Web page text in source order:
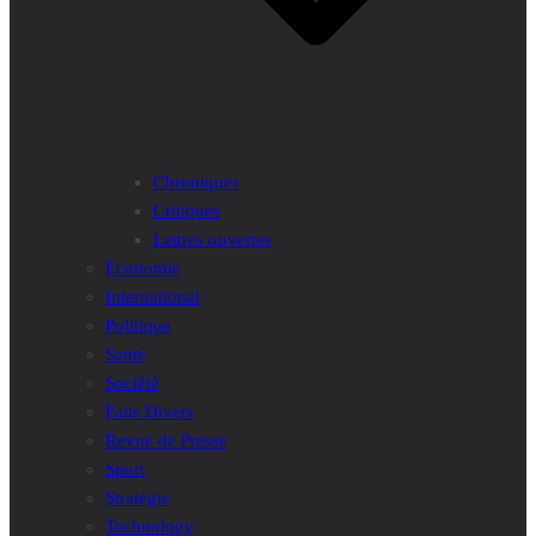
Chroniques
Critiques
Lettres ouvertes
Economie
International
Politique
Santé
Société
Faits Divers
Revue de Presse
Sport
Stratégie
Technology